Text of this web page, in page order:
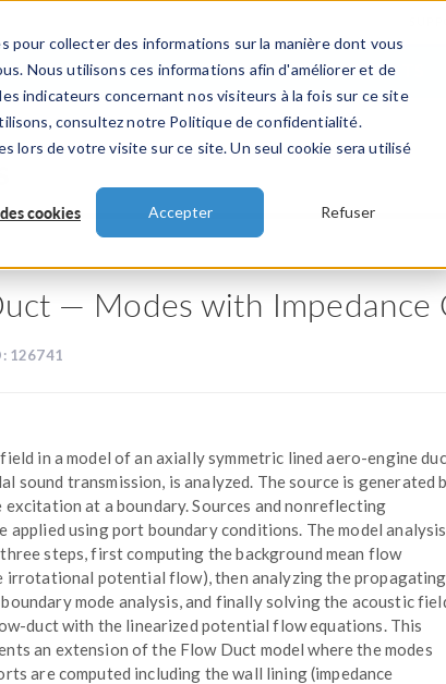
collecter des informations sur la manière dont vous
Nous utilisons ces informations afin d'améliorer et de
indicateurs concernant nos visiteurs à la fois sur ce site
consultez notre Politique de confidentialité.
lors de votre visite sur ce site. Un seul cookie sera utilisé
cookies Accepter Refuser
INDUSTRIES VIDEOS EVENEMENTS
— Modes with Impedance
126741
in a model of an axially symmetric lined aero-engine
sound transmission, is analyzed. The source is generated
excitation at a boundary. Sources and nonreflecting
applied using port boundary conditions. The model
steps, first computing the background mean flow
irrotational potential flow), then analyzing the propagating
mode analysis, and finally solving the acoustic
duct with the linearized potential flow equations. This
an extension of the Flow Duct model where the modes
are computed including the wall lining (impedance